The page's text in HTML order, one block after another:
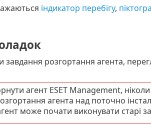
індикатор перебігу,
розгортання агента,
агент ESET Management,
агента над поточно
може почати виконувати старі